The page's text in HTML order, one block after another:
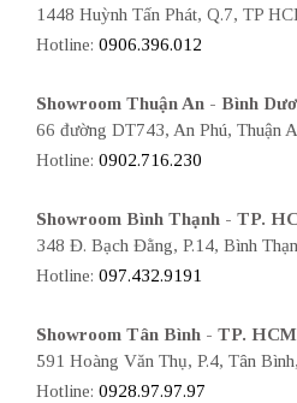
1448 Huỳnh Tấn Phát, Q.7, TP
Hotline: 0906.396.012
Showroom Thuận An - Bình
66 đường DT743, An Phú, Thuận
Hotline: 0902.716.230
Showroom Bình Thạnh - TP.
348 Đ. Bạch Đằng, P.14, Bình
Hotline: 097.432.9191
Showroom Tân Bình - TP. HCM
591 Hoàng Văn Thụ, P.4, Tân
Hotline: 0928.97.97.97